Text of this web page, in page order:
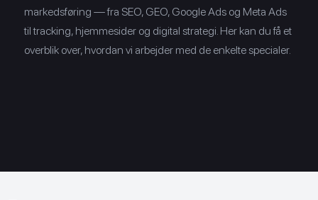
markedsføring — fra SEO, GEO, Google Ads og Meta Ads
til tracking, hjemmesider og digital strategi. Her kan du få et
overblik over, hvordan vi arbejder med de enkelte specialer.